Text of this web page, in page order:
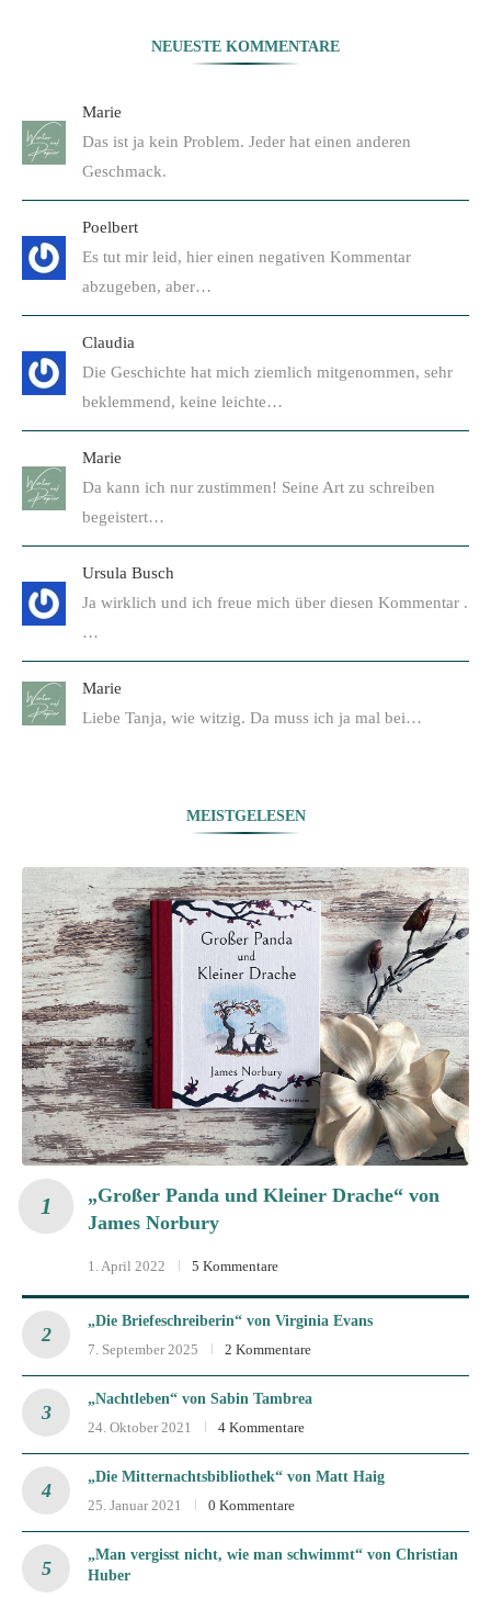
NEUESTE KOMMENTARE
Marie
Das ist ja kein Problem. Jeder hat einen anderen
Geschmack.
Poelbert
Es tut mir leid, hier einen negativen Kommentar
abzugeben, aber…
Claudia
Die Geschichte hat mich ziemlich mitgenommen, sehr
beklemmend, keine leichte…
Marie
Da kann ich nur zustimmen! Seine Art zu schreiben
begeistert…
Ursula Busch
Ja wirklich und ich freue mich über diesen Kommentar .
…
Marie
Liebe Tanja, wie witzig. Da muss ich ja mal bei…
MEISTGELESEN
„Großer Panda und Kleiner Drache“ von
James Norbury
1. April 2022 5 Kommentare
„Die Briefeschreiberin“ von Virginia Evans
7. September 2025
2 Kommentare
„Nachtleben“ von Sabin Tambrea
24. Oktober 2021
4 Kommentare
„Die Mitternachtsbibliothek“ von Matt Haig
25. Januar 2021
0 Kommentare
„Man vergisst nicht, wie man schwimmt“ von Christian
Huber